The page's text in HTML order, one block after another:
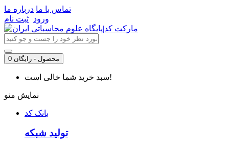
تماس با ما درباره ما
ورود ثبت نام
0 محصول - رایگان
سبد خرید شما خالی است!
نمایش منو
بانک کد
تولید شبکه